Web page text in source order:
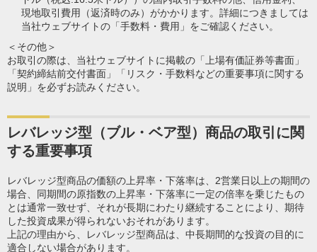
現地取引費用（返済時のみ）がかかります。詳細につきましては
当社ウェブサイトの「手数料・費用」をご確認ください。
＜その他＞
お取引の際は、当社ウェブサイトに掲載の「上場有価証券等書面」
「契約締結前交付書面」「リスク・手数料などの重要事項に関する
説明」を必ずお読みください。
レバレッジ型（ブル・ベア型）商品の取引に関
する重要事項
レバレッジ型商品の価額の上昇率・下落率は、2営業日以上の期間の
場合、同期間の原指数の上昇率・下落率に一定の倍率を乗じたもの
とは通常一致せず、それが長期にわたり継続することにより、期待
した投資成果が得られないおそれがあります。
上記の理由から、レバレッジ型商品は、中長期間的な投資の目的に
適合しない場合があります。